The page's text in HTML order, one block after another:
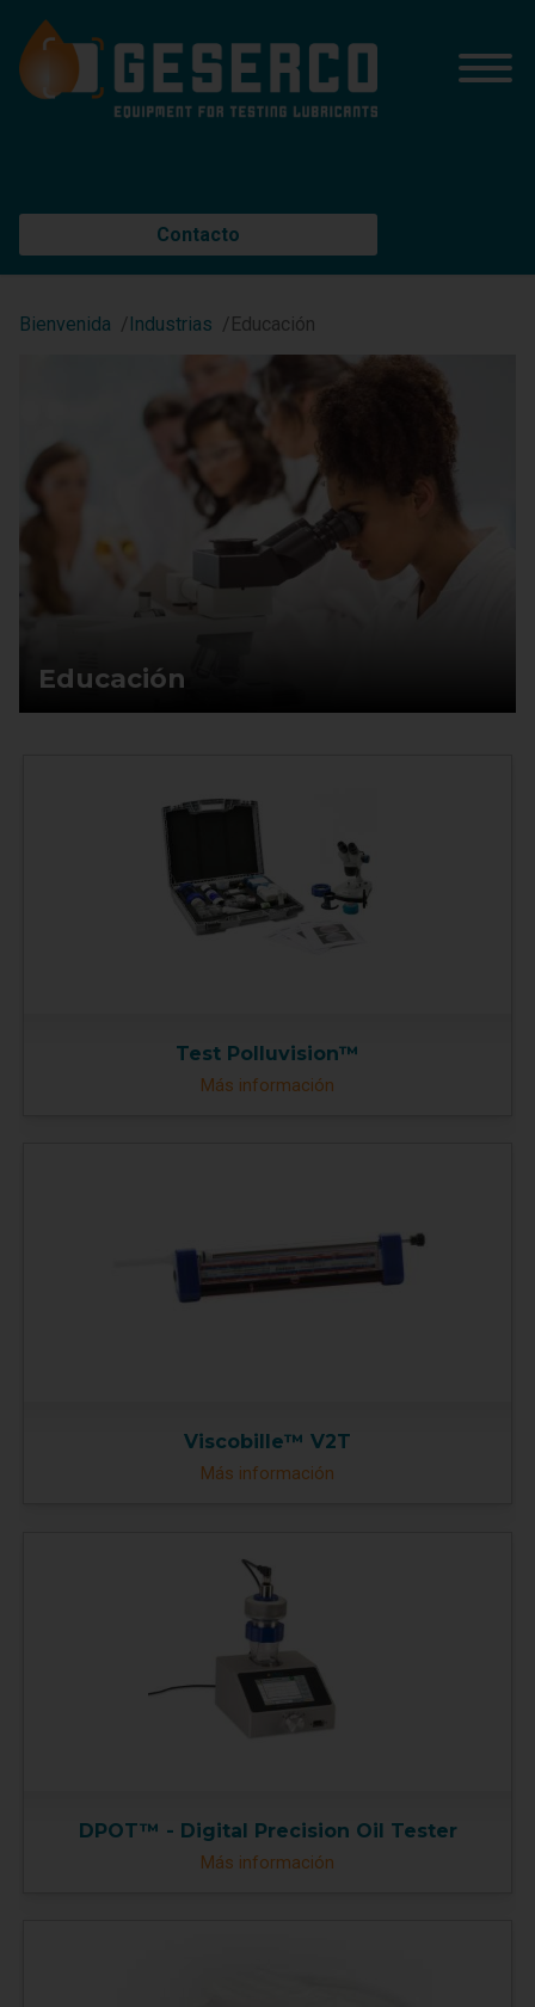
Contacto
Bienvenida Industrias Educación
Educación
Test Polluvision™
Más información
Viscobille™ V2T
Más información
DPOT™ - Digital Precision Oil Tester
Más información